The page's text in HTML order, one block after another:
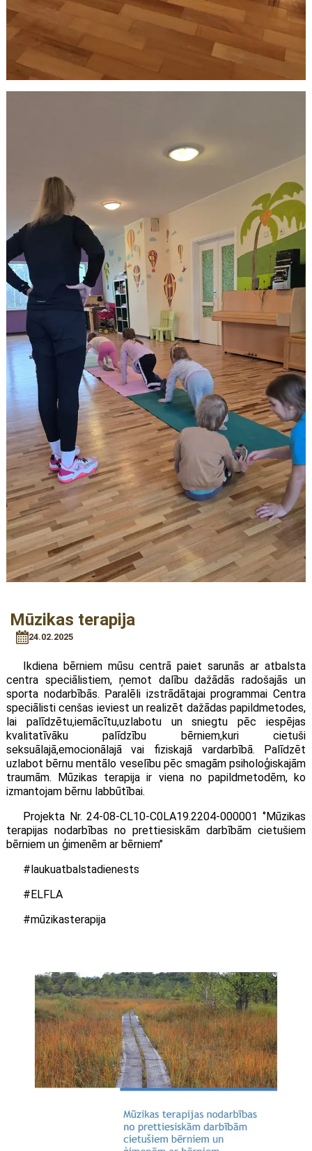
Mūzikas terapija
24.02.2025
Ikdiena bērniem mūsu centrā paiet sarunās ar atbalsta
centra speciālistiem, ņemot dalību dažādās radošajās un
sporta nodarbībās. Paralēli izstrādātajai programmai Centra
speciālisti cenšas ieviest un realizēt dažādas papildmetodes,
lai palīdzētu,iemācītu,uzlabotu un sniegtu pēc iespējas
kvalitatīvāku palīdzību bērniem,kuri cietuši
seksuālajā,emocionālajā vai fiziskajā vardarbībā. Palīdzēt
uzlabot bērnu mentālo veselību pēc smagām psiholoģiskajām
traumām. Mūzikas terapija ir viena no papildmetodēm, ko
izmantojam bērnu labbūtībai.
Projekta Nr. 24-08-CL10-C0LA19.2204-000001 ‘’Mūzikas
terapijas nodarbības no prettiesiskām darbībām cietušiem
bērniem un ģimenēm ar bērniem’’
#laukuatbalstadienests
#ELFLA
#mūzikasterapija